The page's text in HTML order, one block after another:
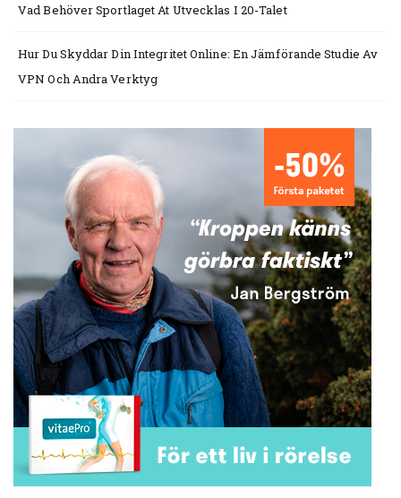
Vad Behöver Sportlaget At Utvecklas I 20-Talet
Hur Du Skyddar Din Integritet Online: En Jämförande Studie Av
VPN Och Andra Verktyg